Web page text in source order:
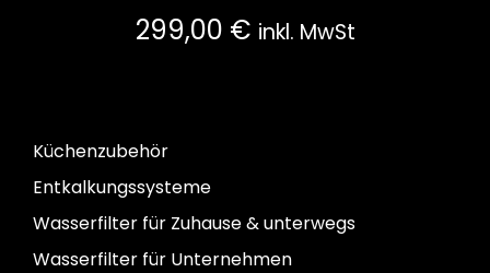
299,00 € inkl. MwSt
Küchenzubehör
Entkalkungssysteme
Wasserfilter für Zuhause & unterwegs
Wasserfilter für Unternehmen